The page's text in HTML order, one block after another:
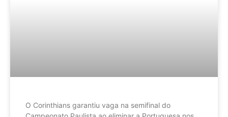
O Corinthians garantiu vaga na semifinal do